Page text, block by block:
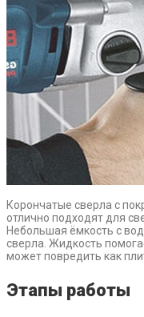
Корончатые сверла с
отлично подходят для
Небольшая ёмкость с
сверла. Жидкость
может повредить как
Этапы работы